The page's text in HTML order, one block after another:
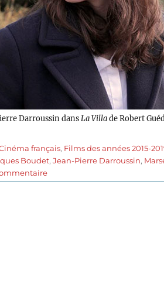
Darroussin dans La Villade Robert
français, Films des années 2015-
Boudet,Jean-Pierre Darroussin,
sur
La